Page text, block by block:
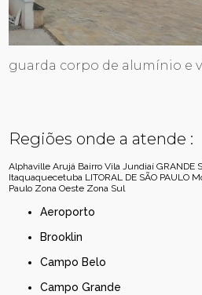
guarda corpo de alumínio e
Regiões onde a atende :
Alphaville Arujá Bairro Vila Jundiaí GRANDE
Itaquaquecetuba LITORAL DE SÃO PAULO
Paulo Zona Oeste Zona Sul
Aeroporto
Brooklin
Campo Belo
Campo Grande